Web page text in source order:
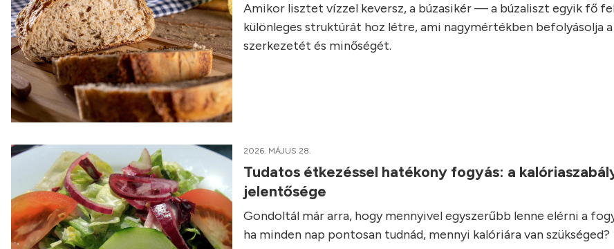
Amikor lisztet vízzel keversz, a búzasikér — a búzaliszt egyik fő
különleges struktúrát hoz létre, ami nagymértékben befolyásolja
szerkezetét és minőségét.
2026. MÁJUS 28.
Tudatos étkezéssel hatékony fogyás: a
jelentősége
Gondoltál már arra, hogy mennyivel egyszerűbb lenne elérni a
ha minden nap pontosan tudnád, mennyi kalóriára van szükséged?